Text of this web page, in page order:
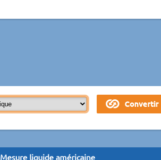
Mesure liquide américaine